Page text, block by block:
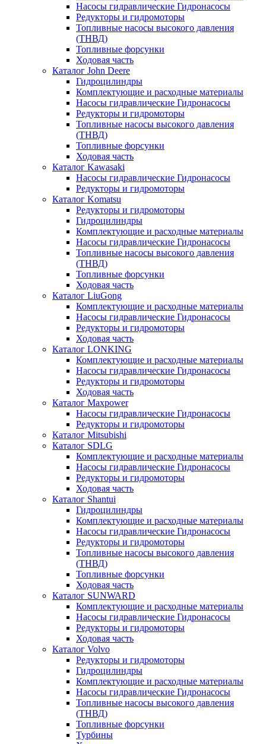
Насосы гидравлические Гидронасосы
Редукторы и гидромоторы
Топливные насосы высокого давления
(ТНВД)
Топливные форсунки
Ходовая часть
Каталог John Deere
Гидроцилиндры
Комплектующие и расходные материалы
Насосы гидравлические Гидронасосы
Редукторы и гидромоторы
Топливные насосы высокого давления
(ТНВД)
Топливные форсунки
Ходовая часть
Каталог Kawasaki
Насосы гидравлические Гидронасосы
Редукторы и гидромоторы
Каталог Komatsu
Редукторы и гидромоторы
Гидроцилиндры
Комплектующие и расходные материалы
Насосы гидравлические Гидронасосы
Топливные насосы высокого давления
(ТНВД)
Топливные форсунки
Ходовая часть
Каталог LiuGong
Комплектующие и расходные материалы
Насосы гидравлические Гидронасосы
Редукторы и гидромоторы
Ходовая часть
Каталог LONKING
Комплектующие и расходные материалы
Насосы гидравлические Гидронасосы
Редукторы и гидромоторы
Ходовая часть
Каталог Maxpower
Насосы гидравлические Гидронасосы
Редукторы и гидромоторы
Каталог Mitsubishi
Каталог SDLG
Комплектующие и расходные материалы
Насосы гидравлические Гидронасосы
Редукторы и гидромоторы
Ходовая часть
Каталог Shantui
Гидроцилиндры
Комплектующие и расходные материалы
Насосы гидравлические Гидронасосы
Редукторы и гидромоторы
Топливные насосы высокого давления
(ТНВД)
Топливные форсунки
Ходовая часть
Каталог SUNWARD
Комплектующие и расходные материалы
Насосы гидравлические Гидронасосы
Редукторы и гидромоторы
Ходовая часть
Каталог Volvo
Редукторы и гидромоторы
Гидроцилиндры
Комплектующие и расходные материалы
Насосы гидравлические Гидронасосы
Топливные насосы высокого давления
(ТНВД)
Топливные форсунки
Турбины